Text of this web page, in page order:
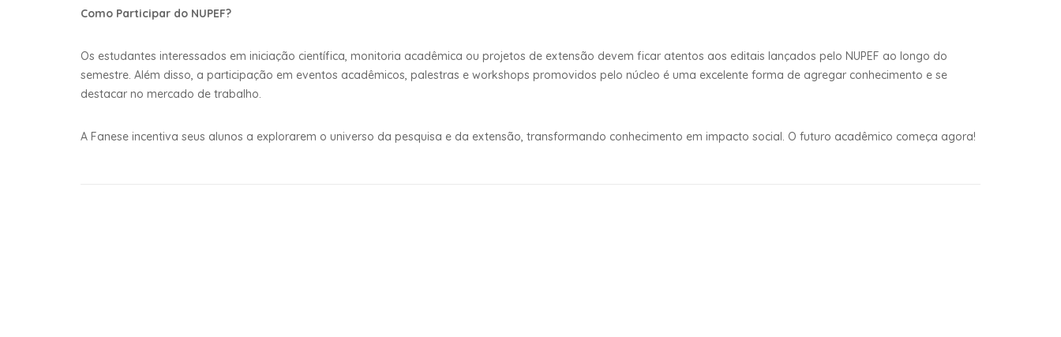
Como Participar do NUPEF?
Os estudantes interessados em iniciação científica, monitoria acadêmica ou projetos de extensão devem ficar atentos aos editais lançados pelo NUPEF ao longo do
semestre. Além disso, a participação em eventos acadêmicos, palestras e workshops promovidos pelo núcleo é uma excelente forma de agregar conhecimento e se
destacar no mercado de trabalho.
A Fanese incentiva seus alunos a explorarem o universo da pesquisa e da extensão, transformando conhecimento em impacto social. O futuro acadêmico começa agora!